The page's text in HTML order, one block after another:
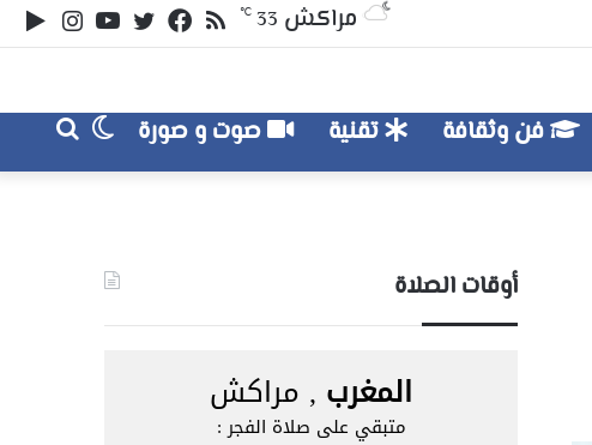
يوتيوبتويتر
فيسبوكملخص
الموقع
مراكش 33
℃
فن وثقافة تقنية صوت و صورة
بحث
عن
الوضع
المظلم
أوقات الصلاة